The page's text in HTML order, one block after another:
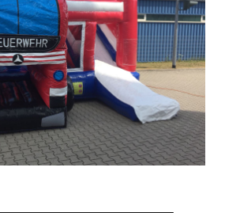
2016
2017
2018
2019
2021